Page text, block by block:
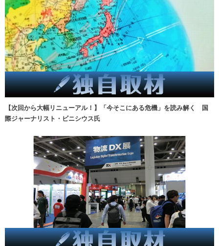
【次回から大幅リニューアル！】「今そこにある危機」を読み解く 国
際ジャーナリスト・ビニシウス氏